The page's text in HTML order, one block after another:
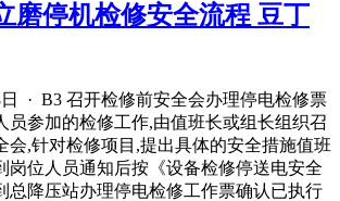
磨停机检修安全流程 豆丁
日 · B3 召开检修前安全会办理停电检修票
员参加的检修工作,由值班长或组长组织召
会,针对检修项目,提出具体的安全措施值班
岗位人员通知后按《设备检修停送电安全
总降压站办理停电检修工作票确认已执行